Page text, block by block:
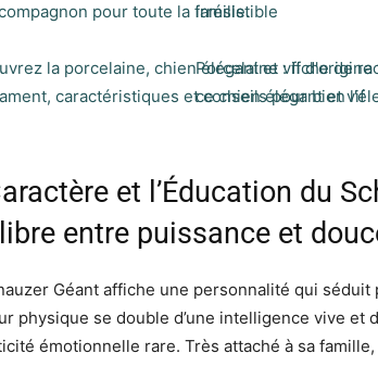
irrésistible
Porcelaine : fiche de
ce chien élégant et vif
et l’Éducation du
entre puissance et
Géant affiche une personnalité qui
physique se double d’une intelligence vive et
émotionnelle rare. Très attaché à sa